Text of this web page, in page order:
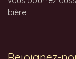
bière.